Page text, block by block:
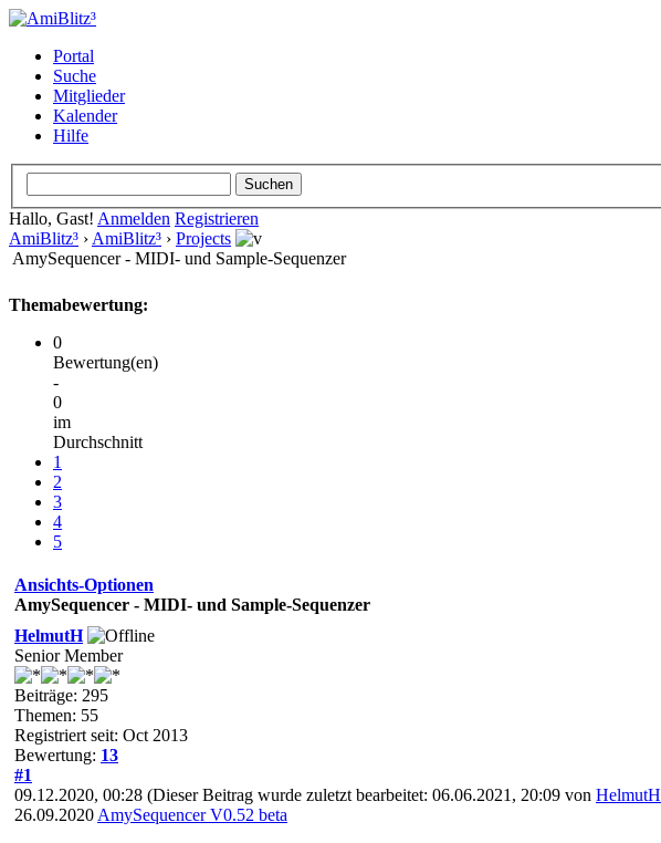
Portal
Suche
Mitglieder
Kalender
Hilfe
Hallo, Gast! Anmelden Registrieren
AmiBlitz³ › AmiBlitz³ › Projects
AmySequencer - MIDI- und Sample-Sequenzer
Themabewertung:
0
Bewertung(en)
-
0
im
Durchschnitt
1
2
3
4
5
Ansichts-Optionen
AmySequencer - MIDI- und Sample-Sequenzer
HelmutH
Senior Member
Beiträge: 295
Themen: 55
Registriert seit: Oct 2013
Bewertung: 13
#1
09.12.2020, 00:28 (Dieser Beitrag wurde zuletzt bearbeitet: 06.06.2021, 20:09 von HelmutH
26.09.2020 AmySequencer V0.52 beta